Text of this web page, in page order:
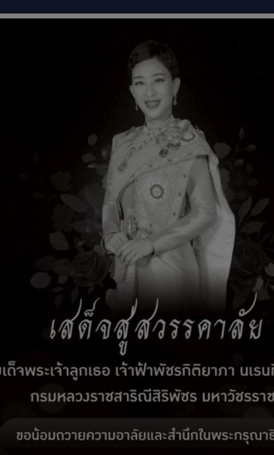
รับเรื่องร้องเรียน ติดต่อเรา สมัครงาน E-Services
ผู้เขียน
การประเมินจริยธรรมเจ้าหน้าที่ของรัฐ